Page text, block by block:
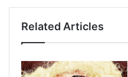
Related Articles